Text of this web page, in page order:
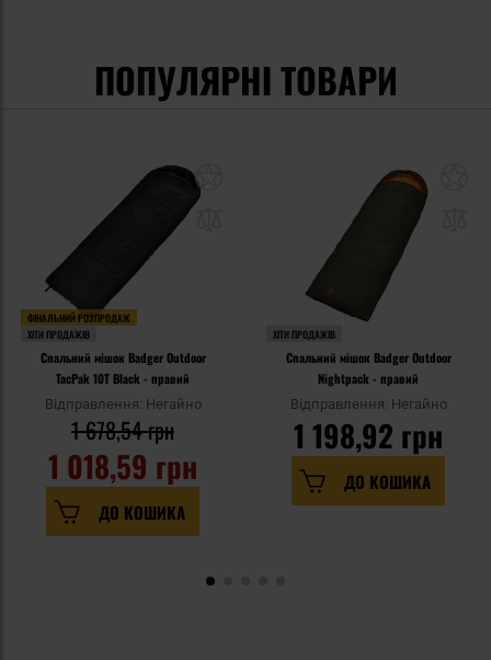
ПОПУЛЯРНІ ТОВАРИ
ФІНАЛЬНИЙ РОЗПРОДАЖ
ХІТИ ПРОДАЖІВ
Спальний мішок Badger Outdoor
TacPak 10T Black - правий
Відправлення: Негайно
1 018,59 грн
1 678,54 грн
ДО КОШИКА
ХІТИ ПРОДАЖІВ
Спальний мішок Badger Outdoor
Nightpack - правий
Відправлення: Негайно
1 198,92 грн
ДО КОШИКА